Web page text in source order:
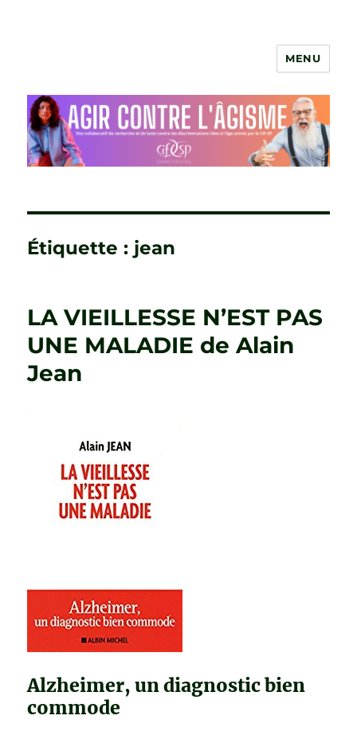
MENU
Étiquette : jean
LA VIEILLESSE N’EST PAS
UNE MALADIE de Alain
Jean
Alzheimer, un diagnostic bien
commode